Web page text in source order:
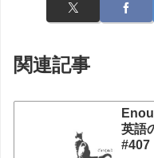
関連記事
英語
#407